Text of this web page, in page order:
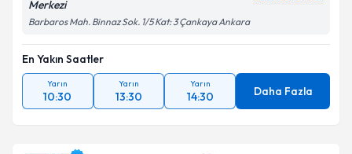
Merkezi
Barbaros Mah. Binnaz Sok. 1/5 Kat: 3 Çankaya Ankara
En Yakın Saatler
Yarın
10:30
Yarın
13:30
Yarın
14:30 Daha Fazla